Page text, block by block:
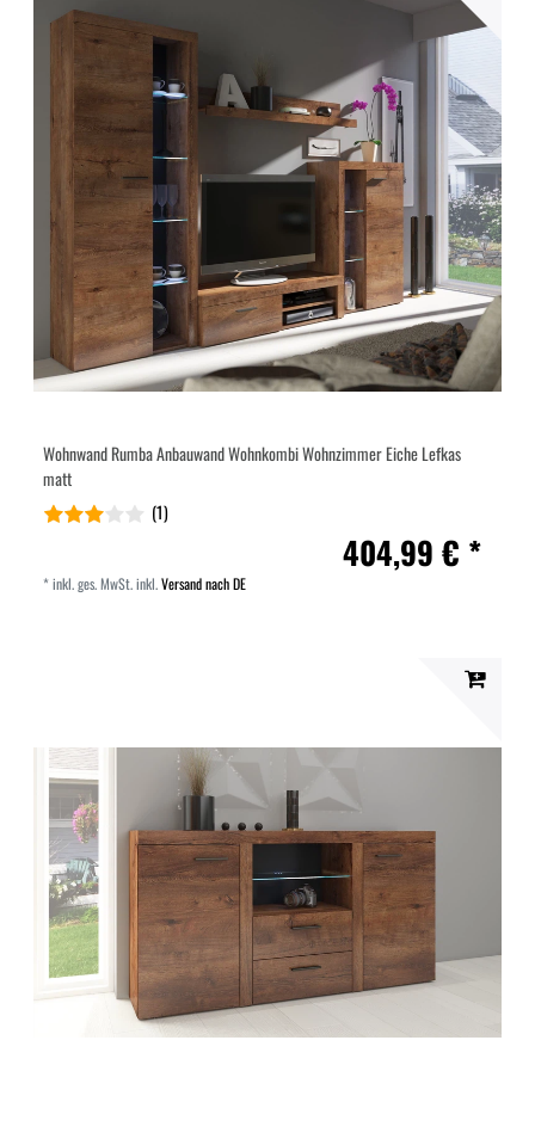
Wohnwand Rumba Anbauwand Wohnkombi Wohnzimmer Eiche Lefkas
matt
(1)
404,99 € *
*inkl. ges. MwSt.inkl.Versand nach DE